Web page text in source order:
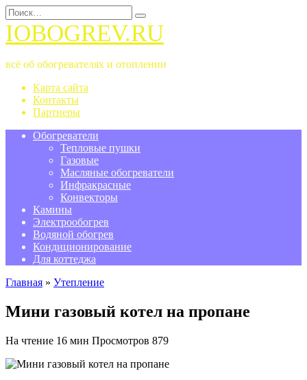
Перейти
к
содержанию
Search
for:
IOBOGREV.RU
всё об обогревателях и отоплении
Карта сайта
Контакты
Партнеры
Обогреватели
Тепловые пушки
Газовые
Масляные обогреватели
Инфракрасные
Конвекторы
Камины
Электрообогрев
Водяной обогрев
Кондиционирование
Для коттеджа
Главная » Утепление
Мини газовый котел на пропане
На чтение 16 мин Просмотров 879